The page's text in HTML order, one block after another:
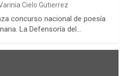
Cielo Gutierrez
concurso nacional de poesía
La Defensoría del…